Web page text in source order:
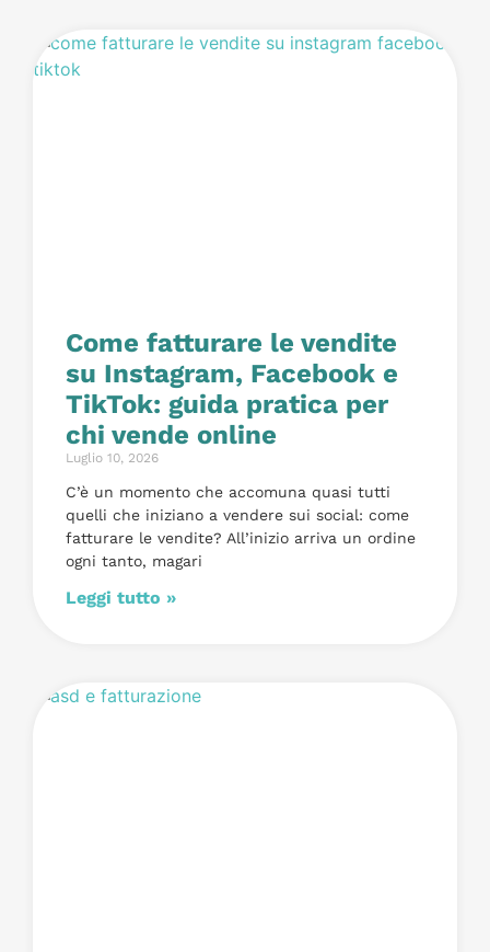
Come fatturare le vendite
su Instagram, Facebook e
TikTok: guida pratica per
chi vende online
Luglio 10, 2026
C’è un momento che accomuna quasi tutti
quelli che iniziano a vendere sui social: come
fatturare le vendite? All’inizio arriva un ordine
ogni tanto, magari
Leggi tutto »